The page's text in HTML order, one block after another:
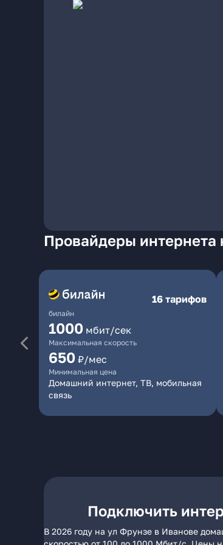
Провайдеры
билайн
16 тарифов
1000 мбит/сек
Максимальная скорость
650 ₽/мес
Минимальная цена
Домашний интернет, ТВ, мобильная
связь
Подключить
В 2026 году на ул Фрунзе в Иванове